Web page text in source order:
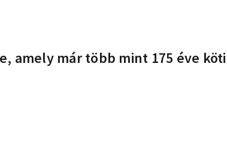
amely már több mint 175 éve